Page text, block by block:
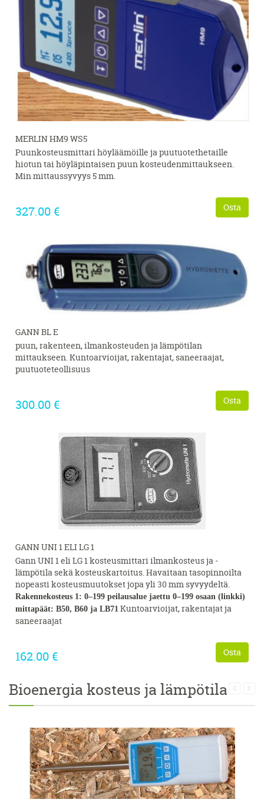
MERLIN HM9 WS5
Puunkosteusmittari höyläämöille ja puutuotethetaille
hiotun tai höyläpintaisen puun kosteudenmittaukseen.
Min mittaussyvyys 5 mm.
327.00 € Osta
GANN BL E
puun, rakenteen, ilmankosteuden ja lämpötilan
mittaukseen. Kuntoarvioijat, rakentajat, saneeraajat,
puutuoteteollisuus
300.00 € Osta
GANN UNI 1 ELI LG 1
Gann UNI 1 eli LG 1 kosteusmittari ilmankosteus ja -
lämpötila sekä kosteuskartoitus. Havaitaan tasopinnoilta
nopeasti kosteusmuutokset jopa yli 30 mm syvyydeltä.
Rakennekosteus 1: 0–199 peilausalue jaettu 0–199 osaan (linkki)
mittapäät: B50, B60 ja LB71 Kuntoarvioijat, rakentajat ja
saneeraajat
162.00 € Osta
Bioenergia kosteus ja lämpötila